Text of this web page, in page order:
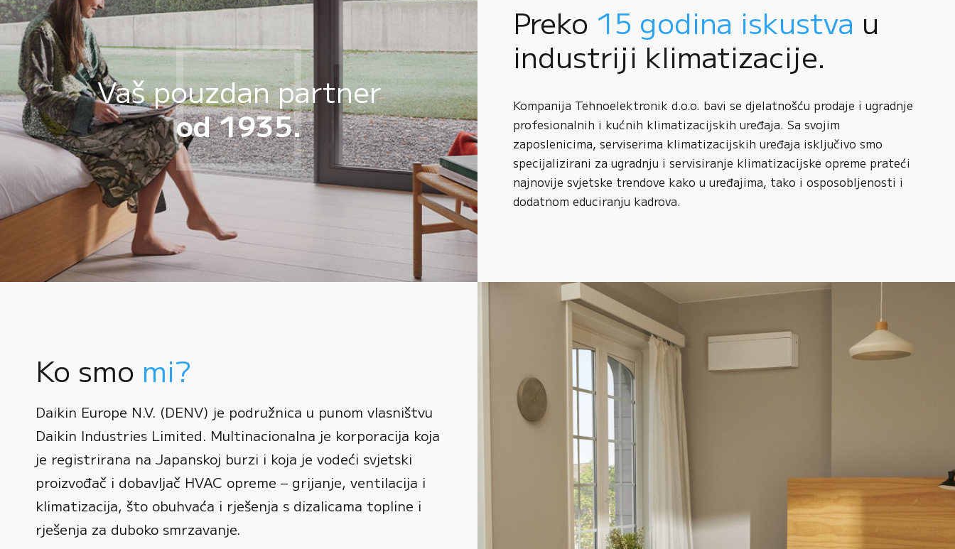
Vaš pouzdan partner
od 1935.
Preko 15 godina iskustva u
industriji klimatizacije.
Kompanija Tehnoelektronik d.o.o. bavi se djelatnošću prodaje i ugradnje
profesionalnih i kućnih klimatizacijskih uređaja. Sa svojim
zaposlenicima, serviserima klimatizacijskih uređaja isključivo smo
specijalizirani za ugradnju i servisiranje klimatizacijske opreme prateći
najnovije svjetske trendove kako u uređajima, tako i osposobljenosti i
dodatnom educiranju kadrova.
Ko smo mi?
Daikin Europe N.V. (DENV) je podružnica u punom vlasništvu
Daikin Industries Limited. Multinacionalna je korporacija koja
je registrirana na Japanskoj burzi i koja je vodeći svjetski
proizvođač i dobavljač HVAC opreme – grijanje, ventilacija i
klimatizacija, što obuhvaća i rješenja s dizalicama topline i
rješenja za duboko smrzavanje.
0
1
2
3
4
0
1
2
3
0
1
2
0